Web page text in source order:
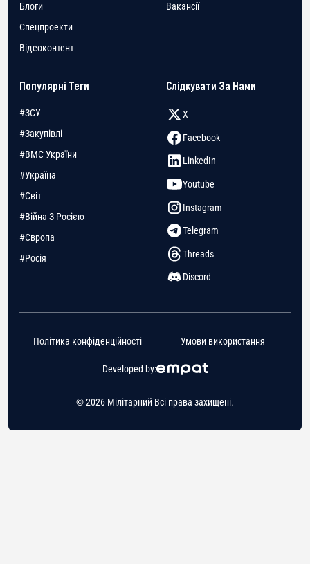
Блоги
Спецпроекти
Відеоконтент
Вакансії
Популярні Теги
#ЗСУ
#Закупівлі
#ВМС України
#Україна
#Світ
#Війна З Росією
#Європа
#Росія
Слідкувати За Нами
X
Facebook
LinkedIn
Youtube
Instagram
Telegram
Threads
Discord
© 2026 Мілітарний Всі права захищені.
Developed by:
Політика конфіденційності Умови використання